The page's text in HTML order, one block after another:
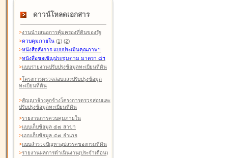
ดาวน์โหลดเอกสาร
>งานนำเสนอการคุ้มครองที่ดินของรัฐ
>ควบคุมภายใน (1) (2)
>หนังสือสังการ-แบบประเมินคุณภาพฯ
>หนังสือขอเชิญประชุมตาม มาตรา ๘ฯ
>แบบรายงานปรับปรุงข้อมูลทะเบียนที่ดิน
>โครงการตรวจสอบและปรับปรุงข้อมูล
ทะเบียนที่ดิน
>สัญญาจ้างลูกจ้างโครงการตรวจสอบและ
ปรับปรุงข้อมูลทะเบียนที่ดิน
>รายงานการควบคุมภายใน
>แบบเก็บข้อมูล ๕๗ สาขา
>แบบเก็บข้อมูล ๕๗ อำเภอ
>แบบสำรวจปัญหาอุปสรรคของกรมที่ดิน
>รายงานผลการดำเนินงาน(ประจำเดือน)